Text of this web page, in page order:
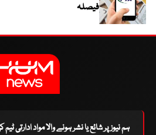
فیصلہ
ہم نیوز پر شائع یا نشر ہونے والا مواد ادارتی